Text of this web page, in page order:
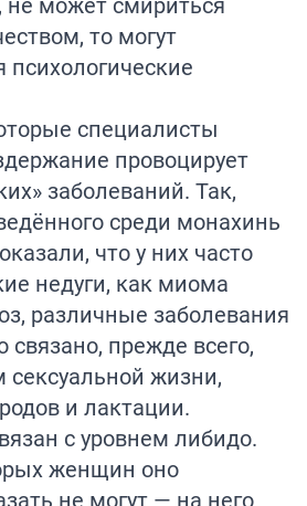
то могут
специалисты
провоцирует
заболеваний. Так,
среди монахинь
что у них часто
недуги, как миома
различные заболевания
связано, прежде всего,
сексуальной жизни,
и лактации.
с уровнем либидо.
женщин оно
не могут — на него